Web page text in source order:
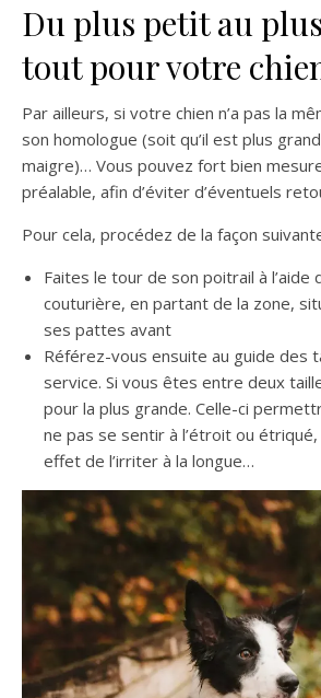
Du plus petit au
tout pour votre
Par ailleurs, si votre chien n’a pas la
son homologue (soit qu’il est plus
maigre)… Vous pouvez fort bien
préalable, afin d’éviter d’éventuels
Pour cela, procédez de la façon
Faites le tour de son poitrail à l’aide
couturière, en partant de la zone,
ses pattes avant
Référez-vous ensuite au guide des
service. Si vous êtes entre deux
pour la plus grande. Celle-ci
ne pas se sentir à l’étroit ou
effet de l’irriter à la longue…